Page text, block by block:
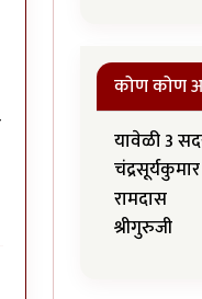
कोण कोण
यावेळी 3
चंद्रसूर्यकुमार
रामदास
श्रीगुरुजी